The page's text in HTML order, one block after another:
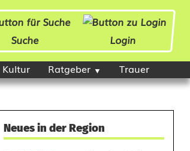
Suche Login
Kultur Ratgeber Trauer
Neues in der Region